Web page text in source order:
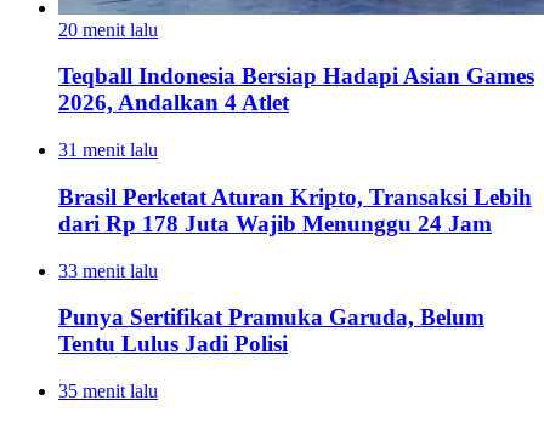
20 menit lalu
Teqball Indonesia Bersiap Hadapi Asian Games
2026, Andalkan 4 Atlet
31 menit lalu
Brasil Perketat Aturan Kripto, Transaksi Lebih
dari Rp 178 Juta Wajib Menunggu 24 Jam
33 menit lalu
Punya Sertifikat Pramuka Garuda, Belum
Tentu Lulus Jadi Polisi
35 menit lalu